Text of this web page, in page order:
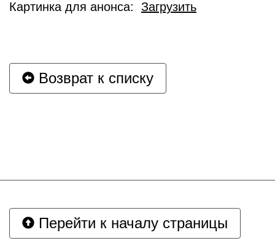
Картинка для анонса: Загрузить
Возврат к списку
Перейти к началу страницы